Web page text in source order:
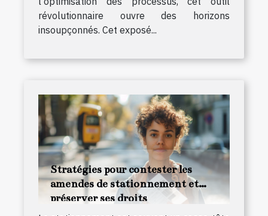
révolutionnaire ouvre des horizons
insoupçonnés. Cet exposé...
Stratégies pour contester les
amendes de stationnement et
préserver ses droits